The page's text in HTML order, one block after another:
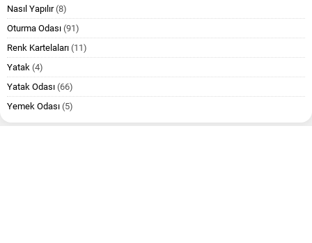
Nasıl Yapılır(8)
Oturma Odası (91)
Renk Kartelaları (11)
Yatak (4)
Yatak Odası (66)
Yemek Odası (5)